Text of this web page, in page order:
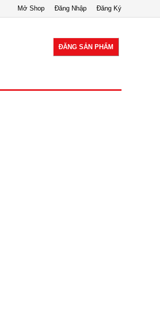
Đăng Ký
Đăng Nhập
Mở Shop
ĐĂNG SẢN PHẨM